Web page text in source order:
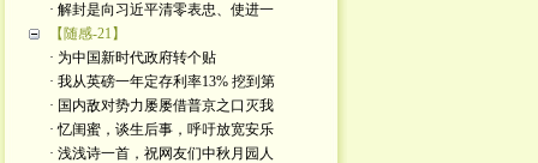
· 解封是向习近平清零表忠、使进一
【随感-21】
· 为中国新时代政府转个贴
· 我从英磅一年定存利率13% 挖到第
· 国内敌对势力屡屡借普京之口灭我
· 忆闺蜜，谈生后事，呼吁放宽安乐
· 浅浅诗一首，祝网友们中秋月园人